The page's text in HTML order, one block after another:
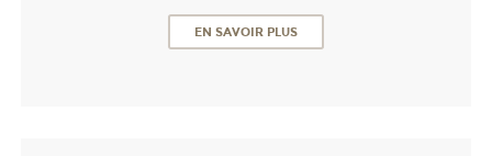
EN SAVOIR PLUS